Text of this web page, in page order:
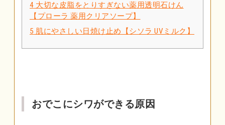
4 大切な皮脂をとりすぎない薬用透明石けん
【プローラ 薬用クリアソープ】
5 肌にやさしい日焼け止め【シソラ UVミルク】
おでこにシワができる原因